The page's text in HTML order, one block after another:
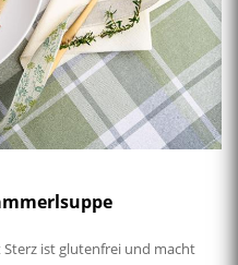
ist glutenfrei und macht